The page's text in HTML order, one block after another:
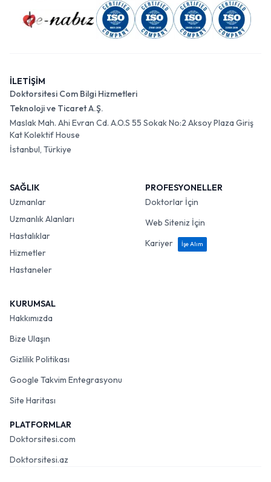
İLETİŞİM
Doktorsitesi Com Bilgi Hizmetleri
Teknoloji ve Ticaret A.Ş.
Maslak Mah. Ahi Evran Cd. A.O.S 55 Sokak No:2 Aksoy Plaza Giriş
Kat Kolektif House
İstanbul, Türkiye
SAĞLIK
Uzmanlar
Uzmanlık Alanları
Hastalıklar
Hizmetler
Hastaneler
PROFESYONELLER
Doktorlar İçin
Web Siteniz İçin
Kariyer
İşe Alım
KURUMSAL
Hakkımızda
Bize Ulaşın
Gizlilik Politikası
Google Takvim Entegrasyonu
Site Haritası
PLATFORMLAR
Doktorsitesi.com
Doktorsitesi.az